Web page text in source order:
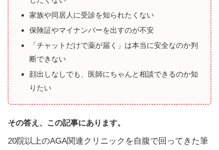
家族や同居人に受診を知られたくない
保険証やマイナンバーを出すのが不安
「チャットだけで薬が届く」は本当に安全なのか判
断できない
顔出しなしでも、医師にちゃんと相談できるのか知
りたい
その答え、この記事にあります。
20院以上のAGA関連クリニックを自腹で回ってきた筆